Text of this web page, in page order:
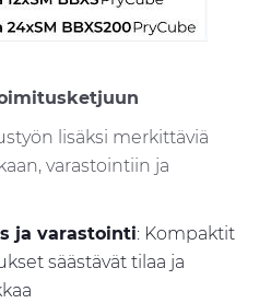
lisäksi merkittäviä
varastointiin ja
ja varastointi: Kompaktit
säästävät tilaa ja